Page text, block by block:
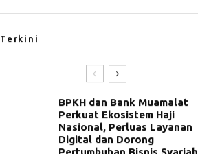
Terkini
BPKH dan Bank Muamalat
Perkuat Ekosistem Haji
Nasional, Perluas Layanan
Digital dan Dorong
Pertumbuhan Bisnis Syariah